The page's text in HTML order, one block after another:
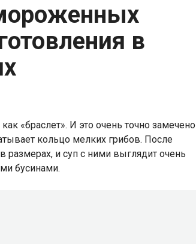
в
«браслет». И это очень точно замечено
кольцо мелких грибов. После
размерах, и суп с ними выглядит очень
бусинами.